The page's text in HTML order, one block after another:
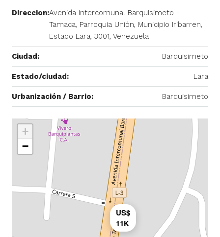
Direccion:Avenida Intercomunal Barquisimeto -
Tamaca, Parroquia Unión, Municipio Iribarren,
Estado Lara, 3001, Venezuela
Ciudad: Barquisimeto
Estado/ciudad: Lara
Urbanización / Barrio: Barquisimeto
US$
11K
+
−